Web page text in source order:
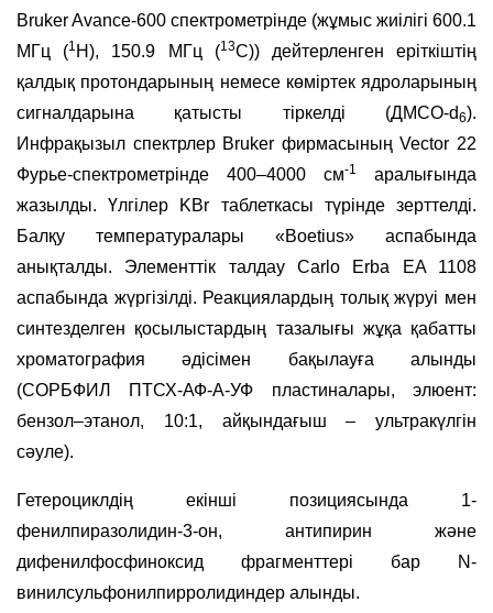
Bruker Avance-600 спектрометрінде (жұмыс жиілігі 600.1
МГц (1 H), 150.9 МГц (13C)) дейтерленген еріткіштің
қалдық протондарының немесе көміртек ядроларының
сигналдарына қатысты тіркелді (ДМСО-d6).
Инфрақызыл спектрлер Bruker фирмасының Vector 22
Фурье-спектрометрінде 400–4000 см-1
аралығында
жазылды. Үлгілер KBr таблеткасы түрінде зерттелді.
Балқу температуралары «Boetius» аспабында
анықталды. Элементтік талдау Carlo Erba EA 1108
аспабында жүргізілді. Реакциялардың толық жүруі мен
синтезделген қосылыстардың тазалығы жұқа қабатты
хроматография әдісімен бақылауға алынды
(СОРБФИЛ ПТСХ-АФ-А-УФ пластиналары, элюент:
бензол–этанол, 10:1, айқындағыш – ультракүлгін
сәуле).
Гетероциклдің екінші позициясында 1-
фенилпиразолидин-3-он, антипирин және
дифенилфосфиноксид фрагменттері бар N-
винилсульфонилпирролидиндер алынды.